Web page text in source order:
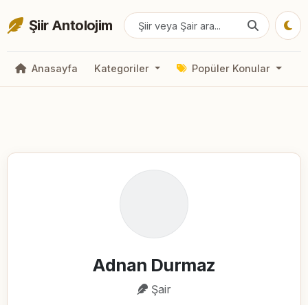
Şiir Antolojim
Anasayfa Kategoriler Popüler Konular
Adnan Durmaz
Şair